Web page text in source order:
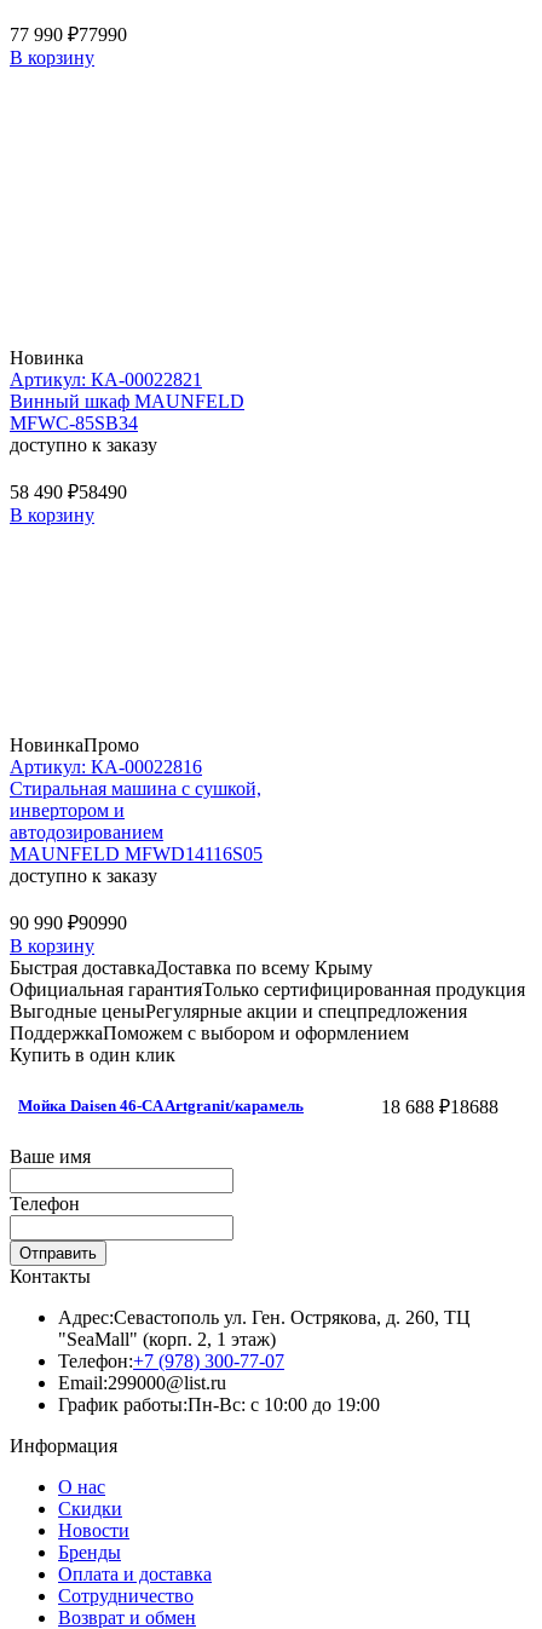
77 990 ₽77990
В корзину
Новинка
Артикул: КА-00022821
Винный шкаф MAUNFELD
MFWC-85SB34
доступно к заказу
58 490 ₽58490
В корзину
НовинкаПромо
Артикул: КА-00022816
Стиральная машина c сушкой,
инвертором и
автодозированием
MAUNFELD MFWD14116S05
доступно к заказу
90 990 ₽90990
В корзину
Быстрая доставкаДоставка по всему Крыму
Официальная гарантияТолько сертифицированная продукция
Выгодные ценыРегулярные акции и спецпредложения
ПоддержкаПоможем с выбором и оформлением
Купить в один клик
Мойка Daisen 46-CA Artgranit/карамель 18 688 ₽18688
Ваше имя
Телефон
Отправить
Контакты
Адрес:Севастополь ул. Ген. Острякова, д. 260, ТЦ
"SeaMall" (корп. 2, 1 этаж)
Телефон:+7 (978) 300-77-07
Email:299000@list.ru
График работы:Пн-Вс: с 10:00 до 19:00
Информация
О нас
Скидки
Новости
Бренды
Оплата и доставка
Сотрудничество
Возврат и обмен